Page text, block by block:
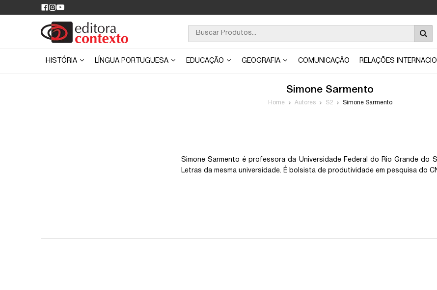
HISTÓRIA LÍNGUA PORTUGUESA EDUCAÇÃO GEOGRAFIA COMUNICAÇÃO RELAÇÕES
Simone Sarmento
Home Autores S2 Simone Sarmento
Simone Sarmento é professora da Universidade Federal do Rio Grande do
Letras da mesma universidade. É bolsista de produtividade em pesquisa do